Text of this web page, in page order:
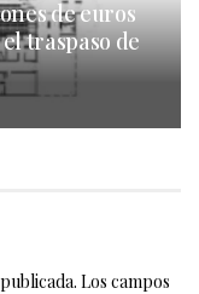
de euros
traspaso de
Los campos